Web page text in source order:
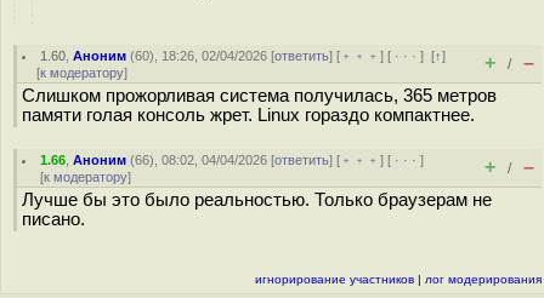
1.60 ,Аноним (60), 18:26, 02/04/2026 [ответить] [ ﹢﹢﹢] [ · · ·][↑]
[к модератору] + / –
Слишком прожорливая система получилась, 365 метров
памяти голая консоль жрет. Linux гораздо компактнее.
1.66 ,Аноним (66), 08:02, 04/04/2026 [ответить] [ ﹢﹢﹢] [ · · ·]
[к модератору] + / –
Лучше бы это было реальностью. Только браузерам не
писано.
игнорирование участников | лог модерирования